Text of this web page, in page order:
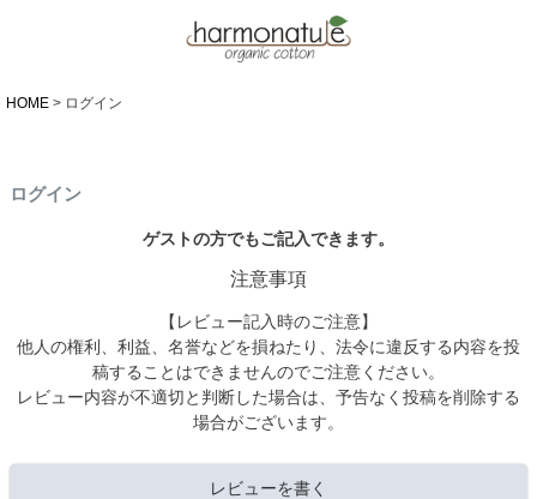
HOME ログイン
ログイン
ゲストの方でもご記入できます。
注意事項
【レビュー記入時のご注意】
他人の権利、利益、名誉などを損ねたり、法令に違反する内容を投
稿することはできませんのでご注意ください。
レビュー内容が不適切と判断した場合は、予告なく投稿を削除する
場合がございます。
レビューを書く